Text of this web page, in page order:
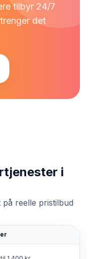
tilbyr 24/7
det
i
reelle pristilbud